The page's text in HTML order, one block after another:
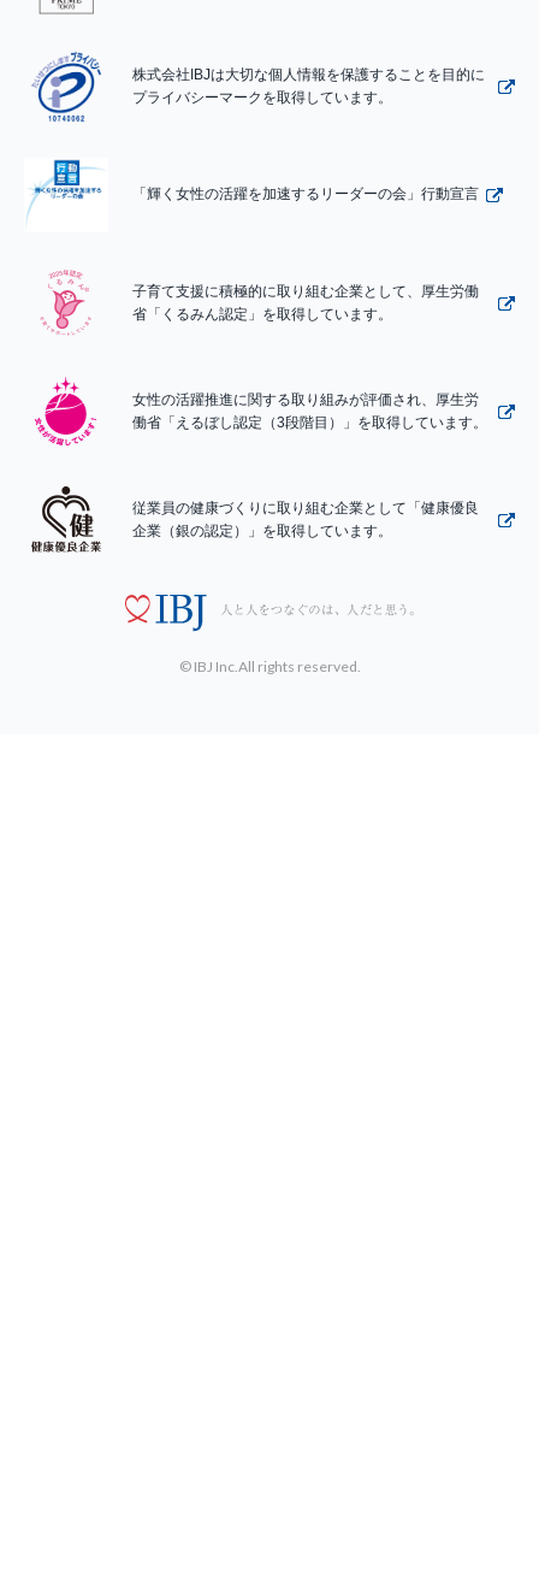
株式会社IBJは大切な個人情報を保護することを目的に
プライバシーマークを取得しています。
「輝く女性の活躍を加速するリーダーの会」行動宣言
子育て支援に積極的に取り組む企業として、厚生労働
省「くるみん認定」を取得しています。
女性の活躍推進に関する取り組みが評価され、厚生労
働省「えるぼし認定（3段階目）」を取得しています。
従業員の健康づくりに取り組む企業として「健康優良
企業（銀の認定）」を取得しています。
© IBJ Inc.All rights reserved.